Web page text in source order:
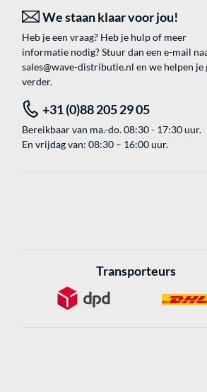
We staan klaar voor jou!
Heb je een vraag? Heb je hulp of meer
informatie nodig? Stuur dan een e-mail
sales@wave-distributie.nl en we helpen je
verder.
+31 (0)88 205 29 05
Bereikbaar van ma.-do. 08:30 - 17:30 uur.
En vrijdag van: 08:30 – 16:00 uur.
Transporteurs